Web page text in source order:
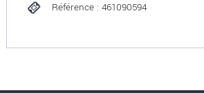
Référence : 461090594